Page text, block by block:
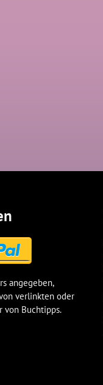
angegeben,
verlinkten oder
von Buchtipps.